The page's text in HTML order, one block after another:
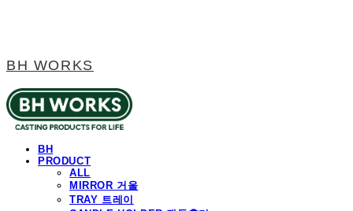
BH WORKS
BH
PRODUCT
ALL
MIRROR 거울
TRAY 트레이